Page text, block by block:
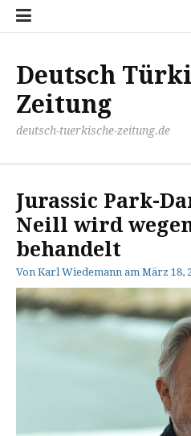
Zum
Inhalt
Deutsch
Zeitung
deutsch-tuerkische-zeitung.de
Jurassic Park-
Neill wird
behandelt
Von Karl Wiedemann am März 18,